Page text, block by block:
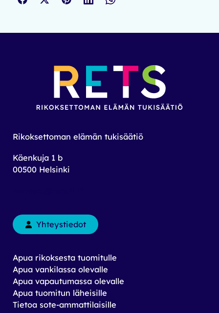
Rikoksettoman elämän tukisäätiö
Käenkuja 1 b
00500 Helsinki
Yhteystiedot
Apua rikoksesta tuomitulle
Apua vankilassa olevalle
Apua vapautumassa olevalle
Apua tuomitun läheisille
Tietoa sote-ammattilaisille